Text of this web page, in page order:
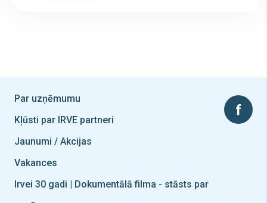
Par uzņēmumu
Kļūsti par IRVE partneri
Jaunumi / Akcijas
Vakances
Irvei 30 gadi | Dokumentālā filma - stāsts par